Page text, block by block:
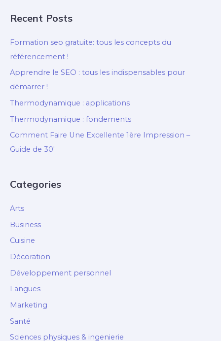
Recent Posts
Formation seo gratuite: tous les concepts du
référencement !
Apprendre le SEO : tous les indispensables pour
démarrer !
Thermodynamique : applications
Thermodynamique : fondements
Comment Faire Une Excellente 1ère Impression –
Guide de 30′
Categories
Arts
Business
Cuisine
Décoration
Développement personnel
Langues
Marketing
Santé
Sciences physiques & ingenierie